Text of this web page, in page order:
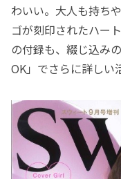
わいい。大人も持ち
ゴが刻印されたハー
の付録も、綴じ込み
OK」でさらに詳しい